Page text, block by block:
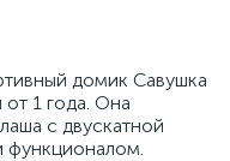
домик Савушка
от 1 года. Она
с двускатной
функционалом.